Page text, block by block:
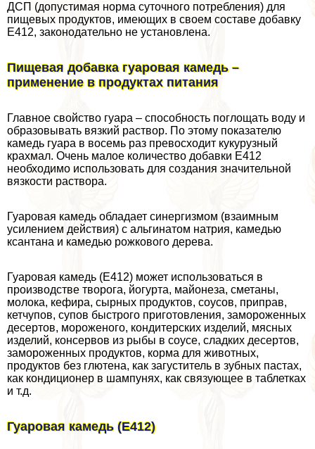
ДСП (допустимая норма суточного потрeбления) для
пищевых продуктов, имеющих в своем составе добавку
Е412, законодательно не установлена.
Пищевая добавка гуаровая камедь –
применение в продуктах питания
Главное свойство гуара – способность поглощать воду и
образовывать вязкий раствор. По этому показателю
камедь гуара в восемь раз превосходит кукурузный
крахмал. Очень малое количество добавки Е412
необходимо использовать для создания значительной
вязкости раствора.
Гуаровая камедь обладает синергизмом (взаимным
усилением действия) с альгинатом натрия, камедью
ксантана и камедью рожкового дерева.
Гуаровая камедь (Е412) может использоваться в
производстве творога, йогурта, майонеза, сметаны,
молока, кефира, сырных продуктов, соусов, приправ,
кетчупов, супов быстрого приготовления, замороженных
десертов, мороженого, кондитерских изделий, мясных
изделий, консервов из рыбы в соусе, сладких десертов,
замороженных продуктов, корма для животных,
продуктов без глютена, как загуститель в зубных пастах,
как кондиционер в шампунях, как связующее в таблетках
и т.д.
Гуаровая камедь (Е412)